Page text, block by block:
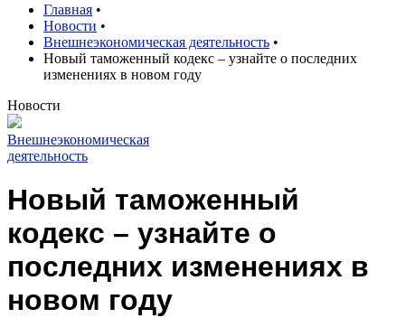
Главная •
Новости •
Внешнеэкономическая деятельность •
Новый таможенный кодекс – узнайте о последних
изменениях в новом году
Новости
Внешнеэкономическая
деятельность
Новый таможенный
кодекс – узнайте о
последних изменениях в
новом году